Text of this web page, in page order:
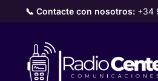
📞 Contacte con nosotros: +34